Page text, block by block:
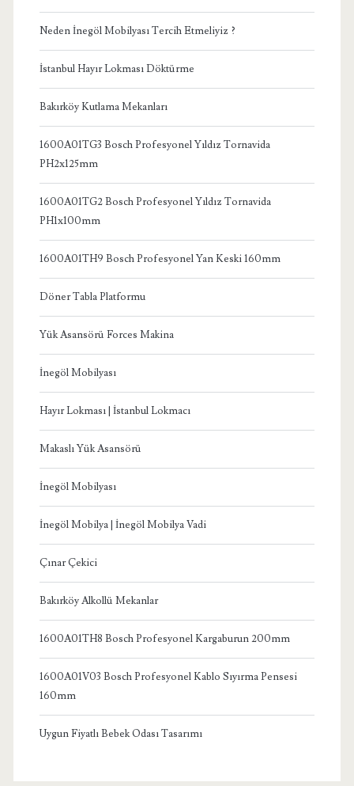
Neden İnegöl Mobilyası Tercih Etmeliyiz ?
İstanbul Hayır Lokması Döktürme
Bakırköy Kutlama Mekanları
1600A01TG3 Bosch Profesyonel Yıldız Tornavida
PH2x125mm
1600A01TG2 Bosch Profesyonel Yıldız Tornavida
PH1x100mm
1600A01TH9 Bosch Profesyonel Yan Keski 160mm
Döner Tabla Platformu
Yük Asansörü Forces Makina
İnegöl Mobilyası
Hayır Lokması | İstanbul Lokmacı
Makaslı Yük Asansörü
İnegöl Mobilyası
İnegöl Mobilya | İnegöl Mobilya Vadi
Çınar Çekici
Bakırköy Alkollü Mekanlar
1600A01TH8 Bosch Profesyonel Kargaburun 200mm
1600A01V03 Bosch Profesyonel Kablo Sıyırma Pensesi
160mm
Uygun Fiyatlı Bebek Odası Tasarımı